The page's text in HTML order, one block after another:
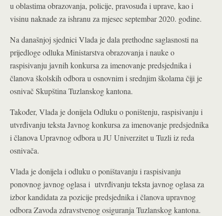
u oblastima obrazovanja, policije, pravosuđa i uprave, kao i
visinu naknade za ishranu za mjesec septembar 2020. godine.
Na današnjoj sjednici Vlada je dala prethodne saglasnosti na
prijedloge odluka Ministarstva obrazovanja i nauke o
raspisivanju javnih konkursa za imenovanje predsjednika i
članova školskih odbora u osnovnim i srednjim školama čiji je
osnivač Skupština Tuzlanskog kantona.
Također, Vlada je donijela Odluku o poništenju, raspisivanju i
utvrđivanju teksta Javnog konkursa za imenovanje predsjednika
i članova Upravnog odbora u JU Univerzitet u Tuzli iz reda
osnivača.
Vlada je donijela i odluku o poništavanju i raspisivanju
ponovnog javnog oglasa i utvrđivanju teksta javnog oglasa za
izbor kandidata za pozicije predsjednika i članova upravnog
odbora Zavoda zdravstvenog osiguranja Tuzlanskog kantona.